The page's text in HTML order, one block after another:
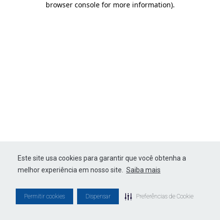
Este site usa cookies para garantir que você obtenha a
melhor experiência em nosso site. Saiba mais
Permitir cookies Dispensar Preferências de Cookie
browser console for more information).